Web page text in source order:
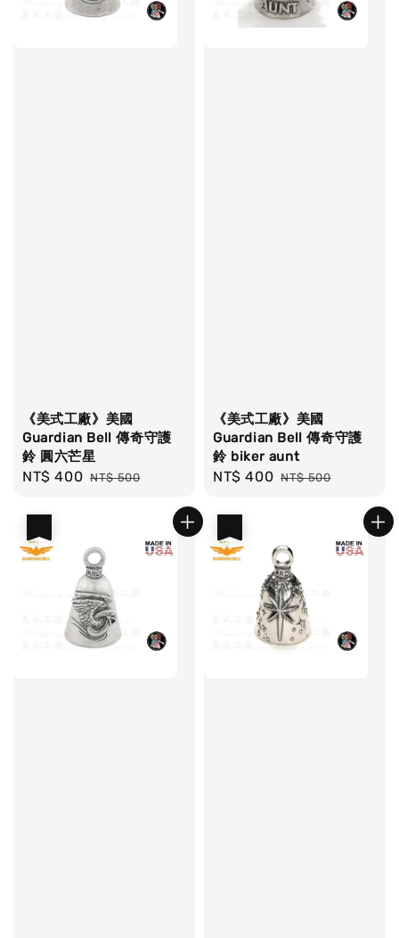
《美式工廠》美國
Guardian Bell 傳奇守護
鈴 圓六芒星
Sale
NT$ 400 Regular
NT$ 500
《美式工廠》美國
Guardian Bell 傳奇守護
鈴 biker aunt
Sale
NT$ 400 Regular
NT$ 500